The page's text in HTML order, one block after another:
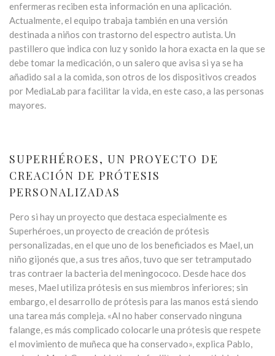
enfermeras reciben esta información en una aplicación.
Actualmente, el equipo trabaja también en una versión
destinada a niños con trastorno del espectro autista. Un
pastillero que indica con luz y sonido la hora exacta en la que se
debe tomar la medicación, o un salero que avisa si ya se ha
añadido sal a la comida, son otros de los dispositivos creados
por MediaLab para facilitar la vida, en este caso, a las personas
mayores.
SUPERHÉROES, UN PROYECTO DE
CREACIÓN DE PRÓTESIS
PERSONALIZADAS
Pero si hay un proyecto que destaca especialmente es
Superhéroes, un proyecto de creación de prótesis
personalizadas, en el que uno de los beneficiados es Mael, un
niño gijonés que, a sus tres años, tuvo que ser tetramputado
tras contraer la bacteria del meningococo. Desde hace dos
meses, Mael utiliza prótesis en sus miembros inferiores; sin
embargo, el desarrollo de prótesis para las manos está siendo
una tarea más compleja. «Al no haber conservado ninguna
falange, es más complicado colocarle una prótesis que respete
el movimiento de muñeca que ha conservado», explica Pablo,